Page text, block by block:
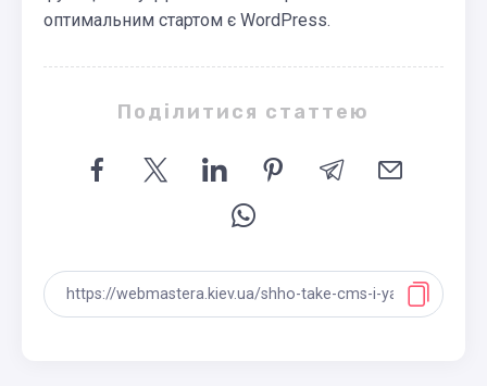
оптимальним стартом є WordPress.
Поділитися статтею